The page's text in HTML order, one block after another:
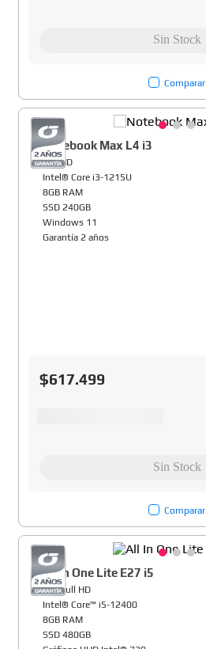
Comparar
Notebook Max L4 i3
14" HD
Intel® Core i3-1215U
8GB RAM
SSD 240GB
Windows 11
Garantía 2 años
$617.499
Comparar
All In One Lite E27 i5
27" Full HD
Intel® Core™ i5-12400
8GB RAM
SSD 480GB